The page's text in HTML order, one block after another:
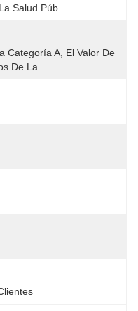
Salud Púb
Categoría A, El Valor De
De La